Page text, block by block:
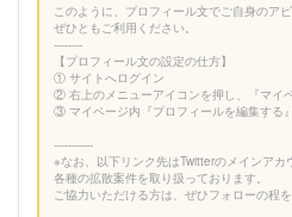
このように、プロフィール文でご自身のア
ぜひともご利用ください。
--------
【プロフィール文の設定の仕方】
① サイトへログイン
② 右上のメニューアイコンを押し、『マイ
③ マイページ内『プロフィールを編集する
-----------
※なお、以下リンク先はTwitterのメインアカ
各種の拡散案件を取り扱っております。
ご協力いただける方は、ぜひフォローの程